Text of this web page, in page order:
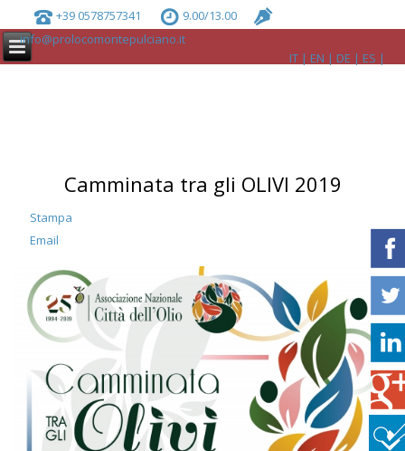
+39 0578757341
9.00/13.00
info@prolocomontepulciano.it
IT
EN DE ES
Camminata tra gli OLIVI 2019
Stampa
Email